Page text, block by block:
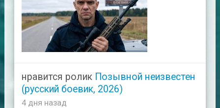
нравится ролик Позывной неизвестен
(русский боевик, 2026)
4 дня назад